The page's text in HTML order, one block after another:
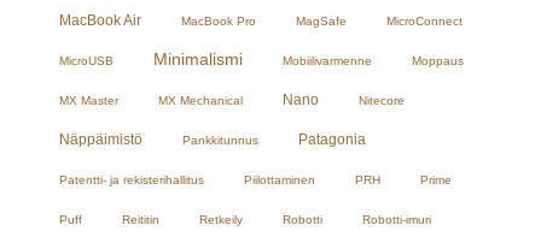
MacBook Air MacBook Pro MagSafe MicroConnect
MicroUSB Minimalismi Mobiilivarmenne Moppaus
MX Master MX Mechanical Nano Nitecore
Näppäimistö Pankkitunnus Patagonia
Patentti- ja rekisterihallitus Piilottaminen PRH Prime
Puff Reititin Retkeily Robotti Robotti-imuri